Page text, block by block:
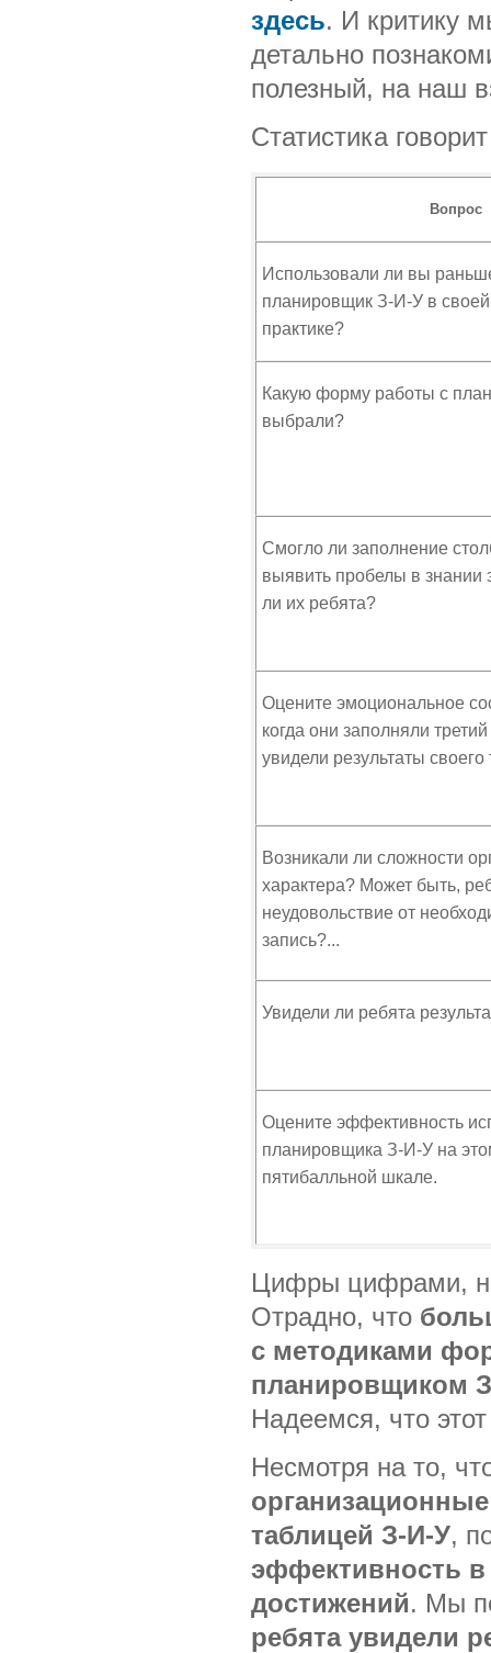
здесь. И критику
детально
полезный, на наш
Статистика
Вопрос
Использовали ли вы
планировщик З-И-У в своей
практике?
Какую форму работы с
выбрали?
Смогло ли заполнение
выявить пробелы в знании
ли их ребята?
Оцените эмоциональное
когда они заполняли
увидели результаты своего
Возникали ли сложности
характера? Может быть,
неудовольствие от
запись?...
Увидели ли ребята
Оцените эффективность
планировщика З-И-У на
пятибалльной шкале.
Цифры цифрами,
Отрадно, что
с методиками
планировщиком
Надеемся, что
Несмотря на то,
таблицей З-И-У,
эффективность
достижений. Мы
ребята увидели